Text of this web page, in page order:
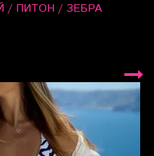
/ ПИТОН / ЗЕБРА